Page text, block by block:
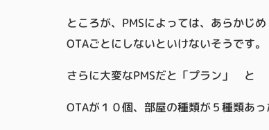
ところが、PMSによっては、あらかじ
OTAごとにしないといけないそうです。
さらに大変なPMSだと「プラン」 と
OTAが１０個、部屋の種類が５種類あ